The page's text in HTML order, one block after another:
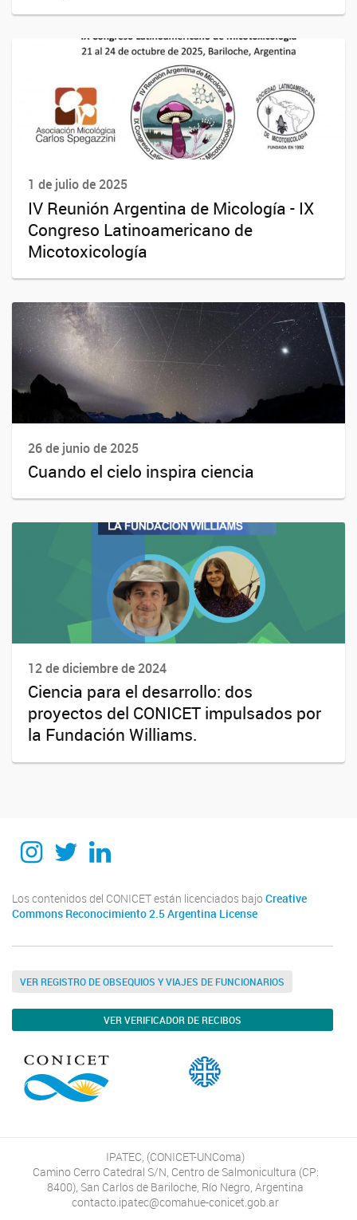
1 de julio de 2025
IV Reunión Argentina de Micología - IX
Congreso Latinoamericano de
Micotoxicología
26 de junio de 2025
Cuando el cielo inspira ciencia
12 de diciembre de 2024
Ciencia para el desarrollo: dos
proyectos del CONICET impulsados por
la Fundación Williams.
Instagram
TwitterLinkedin
Los contenidos del CONICET están licenciados bajo Creative
Commons Reconocimiento 2.5 Argentina License
VER REGISTRO DE OBSEQUIOS Y VIAJES DE FUNCIONARIOS
VER VERIFICADOR DE RECIBOS
IPATEC, (CONICET-UNComa)
Camino Cerro Catedral S/N, Centro de Salmonicultura (CP:
8400), San Carlos de Bariloche, Río Negro, Argentina
contacto.ipatec@comahue-conicet.gob.ar